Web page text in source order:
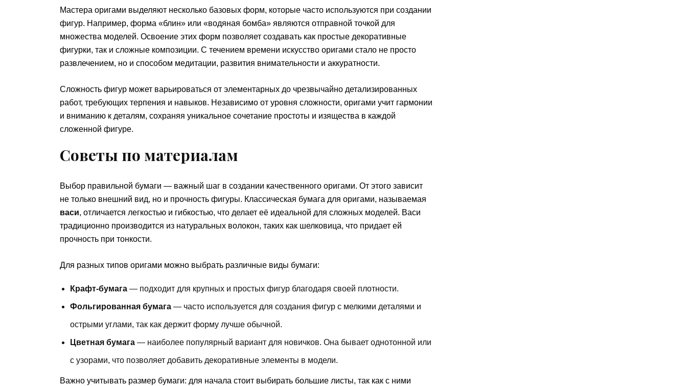
Мастера оригами выделяют несколько базовых форм, которые часто используются при создании
фигур. Например, форма «блин» или «водяная бомба» являются отправной точкой для
множества моделей. Освоение этих форм позволяет создавать как простые декоративные
фигурки, так и сложные композиции. С течением времени искусство оригами стало не просто
развлечением, но и способом медитации, развития внимательности и аккуратности.
Сложность фигур может варьироваться от элементарных до чрезвычайно детализированных
работ, требующих терпения и навыков. Независимо от уровня сложности, оригами учит гармонии
и вниманию к деталям, сохраняя уникальное сочетание простоты и изящества в каждой
сложенной фигуре.
Советы по материалам
Выбор правильной бумаги — важный шаг в создании качественного оригами. От этого зависит
не только внешний вид, но и прочность фигуры. Классическая бумага для оригами, называемая
васи, отличается легкостью и гибкостью, что делает её идеальной для сложных моделей. Васи
традиционно производится из натуральных волокон, таких как шелковица, что придает ей
прочность при тонкости.
Для разных типов оригами можно выбрать различные виды бумаги:
Крафт-бумага — подходит для крупных и простых фигур благодаря своей плотности.
Фольгированная бумага — часто используется для создания фигур с мелкими деталями и
острыми углами, так как держит форму лучше обычной.
Цветная бумага — наиболее популярный вариант для новичков. Она бывает однотонной или
с узорами, что позволяет добавить декоративные элементы в модели.
Важно учитывать размер бумаги: для начала стоит выбирать большие листы, так как с ними